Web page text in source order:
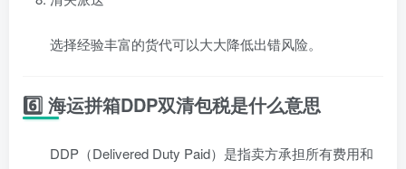
选择经验丰富的货代可以大大降低出错风险。
6️⃣ 海运拼箱DDP双清包税是什么意思
DDP（Delivered Duty Paid）是指卖方承担所有费用和